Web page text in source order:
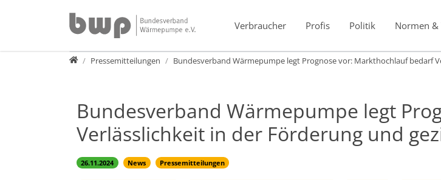
Verbraucher
Profis Politik Normen &
PressePressemitteilungen Bundesverband Wärmepumpe legt Prognose vor: Markthochlauf bedarf
Bundesverband Wärmepumpe legt
Verlässlichkeit in der Förderung und
26.11.2024 News Pressemitteilungen